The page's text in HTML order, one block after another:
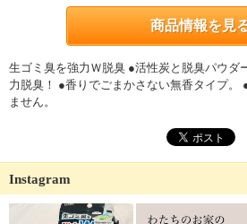
商品情報を見
生ゴミ臭を強力Ｗ脱臭 ●活性炭と脱臭パウダ
力脱臭！ ●香りでごまかさない無香タイプ。
ません。
Instagram